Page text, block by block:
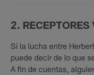
2. RECEPTORES
Si la lucha entre
puede decir de lo que
A fin de cuentas,